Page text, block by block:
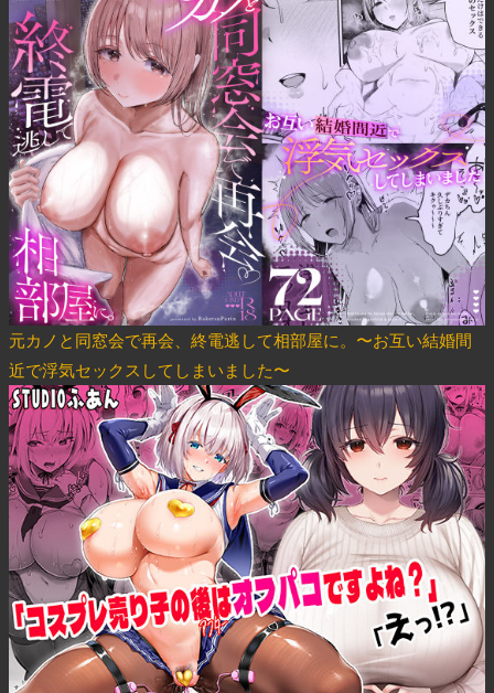
元カノと同窓会で再会、終電逃して相部屋に。〜お互い結婚間
近で浮気セックスしてしまいました〜